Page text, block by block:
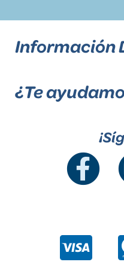
Información
¿Te